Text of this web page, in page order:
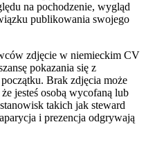
na pochodzenie, wygląd
publikowania swojego
zdjęcie w niemieckim CV
pokazania się z
Brak zdjęcia może
jesteś osobą wycofaną lub
takich jak steward
i prezencja odgrywają